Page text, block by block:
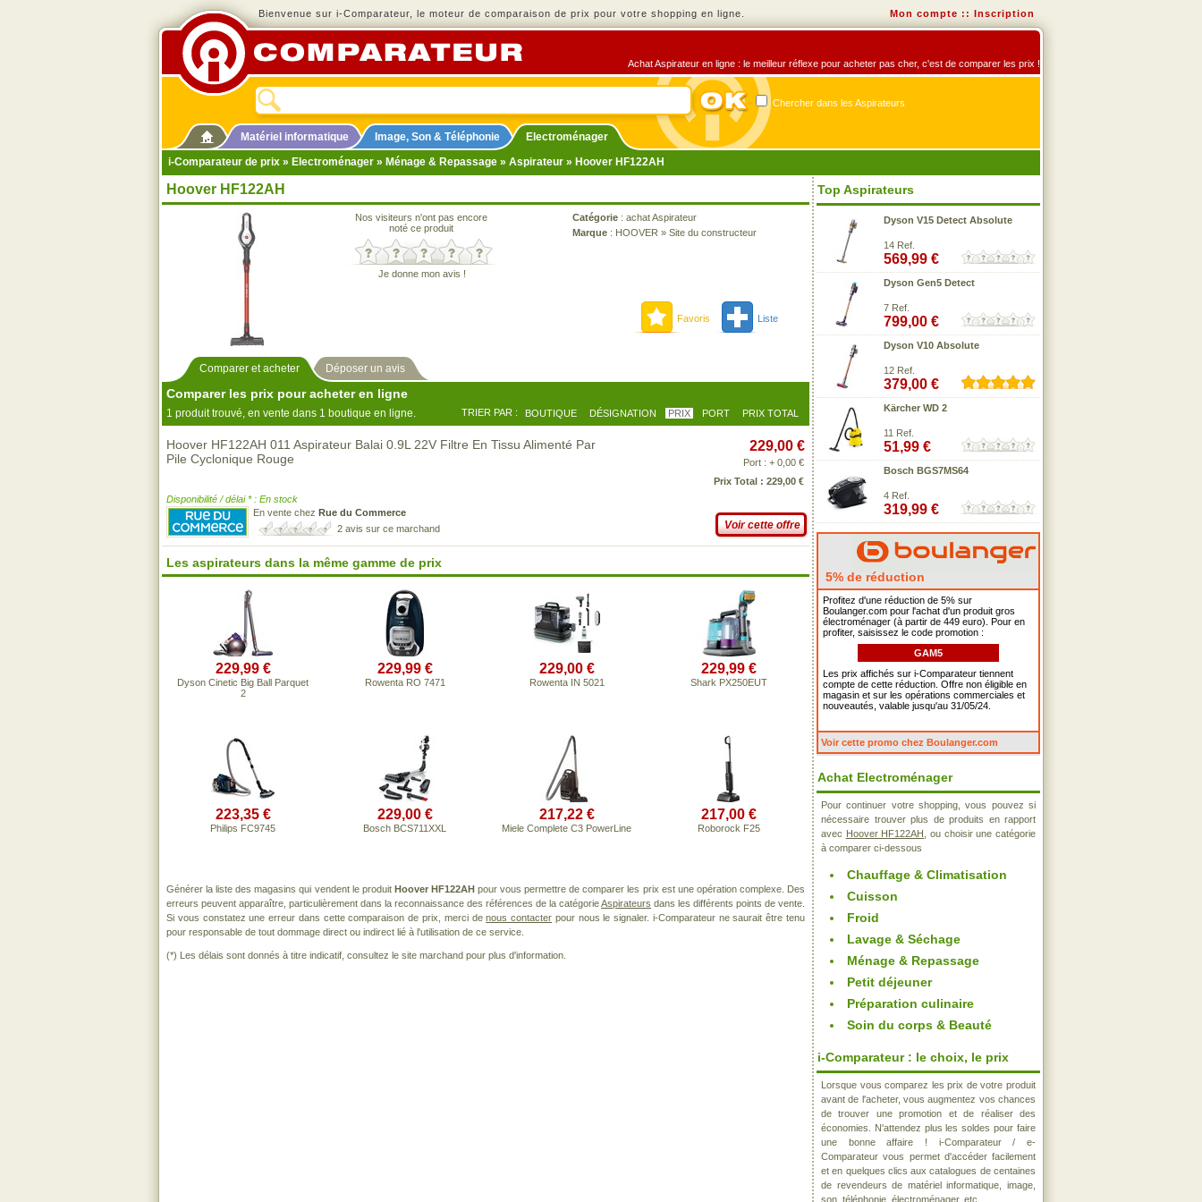
Bienvenue sur i-Comparateur, le moteur de comparaison de prix pour votre shopping en ligne. Mon compte :: Inscription
Achat Aspirateur en ligne : le meilleur réflexe pour acheter pas cher, c'est de comparer les prix !
Chercher dans les Aspirateurs
Matériel informatique Image, Son & Téléphonie
Electroménager
i-Comparateur de prix » Electroménager » Ménage & Repassage » Aspirateur » Hoover HF122AH
Hoover HF122AH
Nos visiteurs n'ont pas encore
noté ce produit
Je donne mon avis !
Catégorie : achat Aspirateur
Marque : HOOVER » Site du constructeur
Favoris Liste
Comparer et acheter Déposer un avis
Comparer les prix pour acheter en ligne
1 produit trouvé, en vente dans 1 boutique en ligne. TRIER PAR : BOUTIQUE DÉSIGNATION PRIX PORT PRIX TOTAL
Hoover HF122AH 011 Aspirateur Balai 0.9L 22V Filtre En Tissu Alimenté Par
Pile Cyclonique Rouge
Disponibilité / délai * : En stock
En vente chez Rue du Commerce
2 avis sur ce marchand
229,00 €
Port : + 0,00 €
Prix Total : 229,00 €
Voir cette offre
Les aspirateurs dans la même gamme de prix
229,99 €
Dyson Cinetic Big Ball Parquet
2
229,99 €
Rowenta RO 7471
229,00 €
Rowenta IN 5021
229,99 €
Shark PX250EUT
223,35 €
Philips FC9745
229,00 €
Bosch BCS711XXL
217,22 €
Miele Complete C3 PowerLine
217,00 €
Roborock F25
Générer la liste des magasins qui vendent le produit Hoover HF122AHpour vous permettre de comparer les prix est une opération complexe. Des
erreurs peuvent apparaître, particulièrement dans la reconnaissance des références de la catégorieAspirateurs dans les différents points de vente.
Si vous constatez une erreur dans cette comparaison de prix, merci denous contacter pour nous le signaler. i-Comparateur ne saurait être tenu
pour responsable de tout dommage direct ou indirect lié à l'utilisation de ce service.
(*) Les délais sont donnés à titre indicatif, consultez le site marchand pour plus d'information.
Top Aspirateurs
Dyson V15 Detect Absolute
14 Ref.
569,99 €
Dyson Gen5 Detect
7 Ref.
799,00 €
Dyson V10 Absolute
12 Ref.
379,00 €
Kärcher WD 2
11 Ref.
51,99 €
Bosch BGS7MS64
4 Ref.
319,99 €
5% de réduction
Profitez d'une réduction de 5% sur
Boulanger.com pour l'achat d'un produit gros
électroménager (à partir de 449 euro). Pour en
profiter, saisissez le code promotion :
GAM5
Les prix affichés sur i-Comparateur tiennent
compte de cette réduction. Offre non éligible en
magasin et sur les opérations commerciales et
nouveautés, valable jusqu'au 31/05/24.
Voir cette promo chez Boulanger.com
Achat Electroménager
Pour continuer votre shopping, vous pouvez si
nécessaire trouver plus de produits en rapport
avec Hoover HF122AH
, ou choisir une catégorie
à comparer ci-dessous
Chauffage & Climatisation
Cuisson
Froid
Lavage & Séchage
Ménage & Repassage
Petit déjeuner
Préparation culinaire
Soin du corps & Beauté
i-Comparateur : le choix, le prix
Lorsque vous comparez les prix de votre produit
avant de l'acheter, vous augmentez vos chances
de trouver une promotion et de réaliser des
économies. N'attendez plus les soldes pour faire
une bonne affaire ! i-Comparateur / e-
Comparateur vous permet d'accéder facilement
et en quelques clics aux catalogues de centaines
de revendeurs de matériel informatique, image,
son, téléphonie, électroménager, etc..